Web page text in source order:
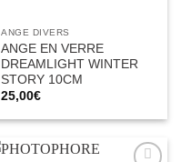
ANGE DIVERS
ANGE EN VERRE
DREAMLIGHT WINTER
STORY 10CM
25,00€